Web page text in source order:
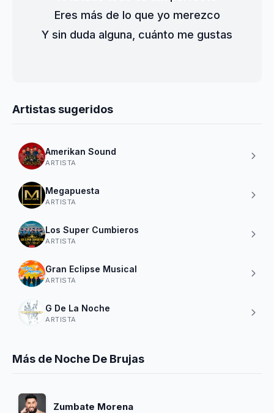
Eres más de lo que yo merezco
Y sin duda alguna, cuánto me gustas
Artistas sugeridos
Amerikan Sound
ARTISTA
Megapuesta
ARTISTA
Los Super Cumbieros
ARTISTA
Gran Eclipse Musical
ARTISTA
G De La Noche
ARTISTA
Más de Noche De Brujas
Zumbate Morena